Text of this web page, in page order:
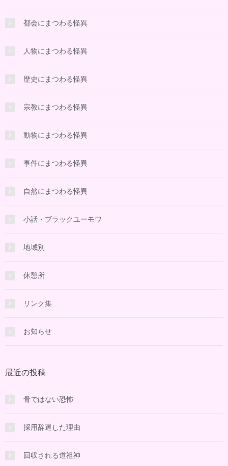
都会にまつわる怪異
人物にまつわる怪異
歴史にまつわる怪異
宗教にまつわる怪異
動物にまつわる怪異
事件にまつわる怪異
自然にまつわる怪異
小話・ブラックユーモワ
地域別
休憩所
リンク集
お知らせ
最近の投稿
骨ではない恐怖
採用辞退した理由
回収される道祖神